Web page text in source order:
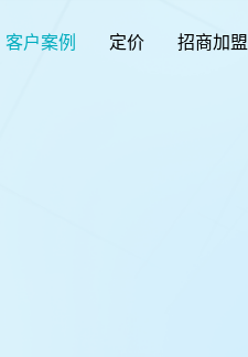
客户案例 定价 招商加盟